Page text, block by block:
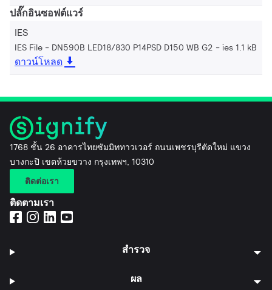
ปลั๊กอินซอฟต์แวร์
IES
IES File - DN590B LED18/830 P14PSD D150 WB G2 ies 1.1 kB
ดาวน์โหลด
1768 ชั้น 26 อาคารไทยซัมมิททาวเวอร์ ถนนเพชรบุรีตัดใหม่ แขวง
บางกะปิ เขตห้วยขวาง กรุงเทพฯ, 10310
ติดต่อเรา
ติดตามเรา
สำรวจ
ผล